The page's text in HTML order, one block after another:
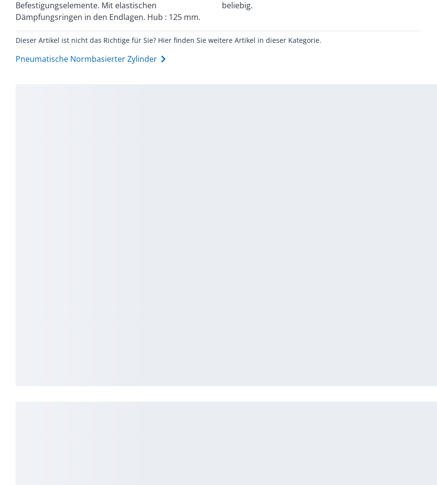
Befestigungselemente. Mit elastischen
Dämpfungsringen in den Endlagen. Hub : 125 mm.
beliebig.
Dieser Artikel ist nicht das Richtige für Sie? Hier finden Sie weitere Artikel in dieser Kategorie.
Pneumatische Normbasierter Zylinder